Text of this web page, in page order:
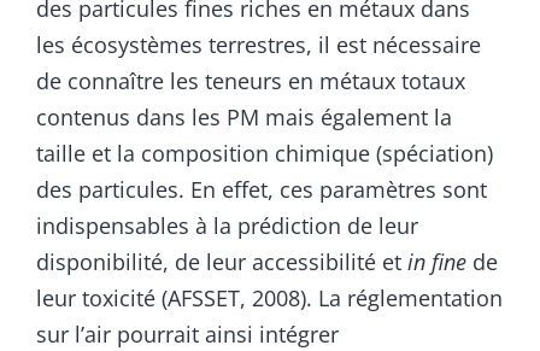
des particules fines riches en métaux dans
les écosystèmes terrestres, il est nécessaire
de connaître les teneurs en métaux totaux
contenus dans les PM mais également la
taille et la composition chimique (spéciation)
des particules. En effet, ces paramètres sont
indispensables à la prédiction de leur
disponibilité, de leur accessibilité et in fine de
leur toxicité (AFSSET, 2008). La réglementation
sur l’air pourrait ainsi intégrer